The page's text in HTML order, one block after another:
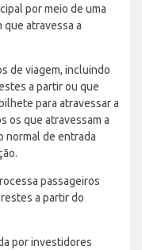
por meio de uma
atravessa a
de viagem, incluindo
a partir ou que
para atravessar a
os que atravessam a
normal de entrada
passageiros
a partir do
por investidores